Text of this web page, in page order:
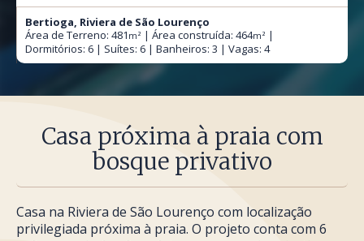
Bertioga, Riviera de São Lourenço
Área de Terreno: 481 m² | Área construída: 464m² |
Dormitórios: 6 | Suítes: 6 | Banheiros: 3 | Vagas: 4
Casa próxima à praia com
bosque privativo
Casa na Riviera de São Lourenço com localização
privilegiada próxima à praia. O projeto conta com 6